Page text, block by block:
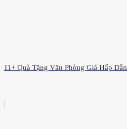
11+ Quà Tặng Văn Phòng Giá Hấp Dẫn